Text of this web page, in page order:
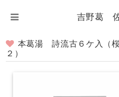
吉野葛
本葛湯 詩流古６ケ入（
２）